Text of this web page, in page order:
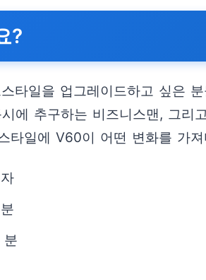
?
타일을 업그레이드하고 싶은
에 추구하는 비즈니스맨, 그
타일에 V60이 어떤 변화를 가
분